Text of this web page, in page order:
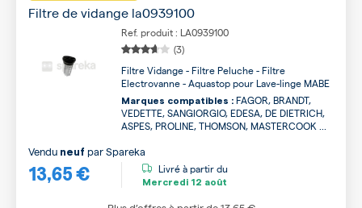
Filtre de vidange la0939100
Ref. produit : LA0939100
(3)
Filtre Vidange - Filtre Peluche - Filtre
Electrovanne - Aquastop pour Lave-linge MABE
Marques compatibles : FAGOR, BRANDT,
VEDETTE, SANGIORGIO, EDESA, DE DIETRICH,
ASPES, PROLINE, THOMSON, MASTERCOOK ...
13,65 €
Vendu neuf parSpareka
Livré à partir du
Mercredi 12 août